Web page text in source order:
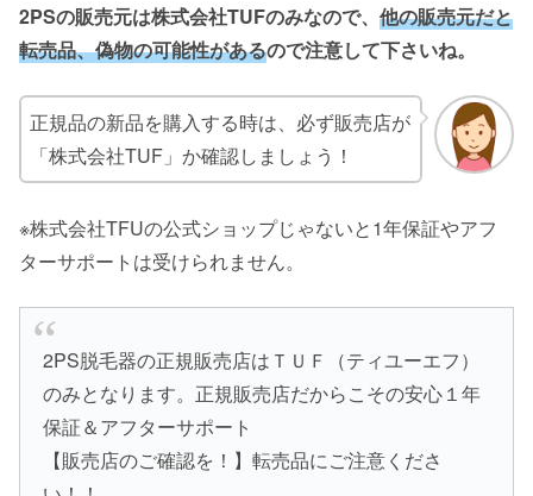
2PSの販売元は株式会社TUFのみなので、 他の販売元だと
転売品、偽物の可能性があるので注意して下さいね。
正規品の新品を購入する時は、必ず販売店が
「株式会社TUF」か確認しましょう！
※株式会社TFUの公式ショップじゃないと1年保証やアフ
ターサポートは受けられません。
2PS脱毛器の正規販売店はＴＵＦ（ティユーエフ）
のみとなります。正規販売店だからこその安心１年
保証＆アフターサポート
【販売店のご確認を！】転売品にご注意くださ